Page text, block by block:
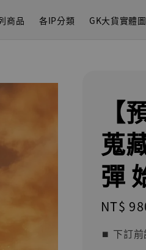
商品 各IP分類 GK大貨實體
蒐
彈
price
NT$
⏹︎ 下訂前